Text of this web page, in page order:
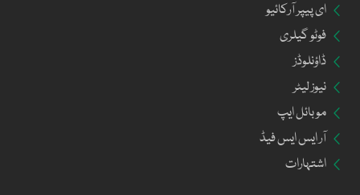
ای پیپر آرکائیو
فوٹو گیلری
ڈاؤنلوڈز
نیوز لیٹر
موبائل ایپ
آر ایس ایس فیڈ
اشتہارات